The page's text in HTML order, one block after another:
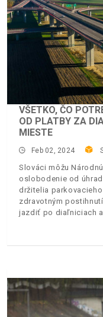
VŠETKO, ČO
OD PLATBY ZA
MIESTE
Feb 02, 2024
Slováci môžu
oslobodenie od
držitelia
zdravotným
jazdiť po diaľniciach